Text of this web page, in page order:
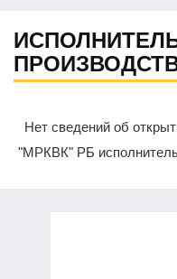
Нет сведений об
"МРКВК" РБ